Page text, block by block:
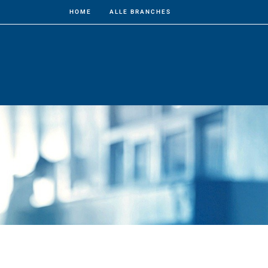
HOME ALLE BRANCHES